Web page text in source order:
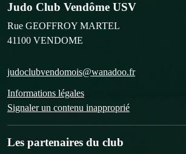
Judo Club Vendôme USV
Rue GEOFFROY MARTEL
41100 VENDOME
judoclubvendomois@wanadoo.fr
Informations légales
Signaler un contenu inapproprié
Les partenaires du club